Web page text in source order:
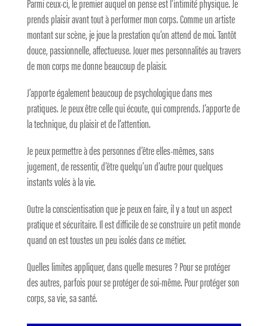
Parmi ceux-ci, le premier auquel on pense est l’intimité physique. Je
prends plaisir avant tout à performer mon corps. Comme un artiste
montant sur scène, je joue la prestation qu’on attend de moi. Tantôt
douce, passionnelle, affectueuse. Jouer mes personnalités au travers
de mon corps me donne beaucoup de plaisir.
J’apporte également beaucoup de psychologique dans mes
pratiques. Je peux être celle qui écoute, qui comprends. J’apporte de
la technique, du plaisir et de l’attention.
Je peux permettre à des personnes d’être elles-mêmes, sans
jugement, de ressentir, d’être quelqu’un d’autre pour quelques
instants volés à la vie.
Outre la conscientisation que je peux en faire, il y a tout un aspect
pratique et sécuritaire. Il est difficile de se construire un petit monde
quand on est toustes un peu isolés dans ce métier.
Quelles limites appliquer, dans quelle mesures ? Pour se protéger
des autres, parfois pour se protéger de soi-même. Pour protéger son
corps, sa vie, sa santé.